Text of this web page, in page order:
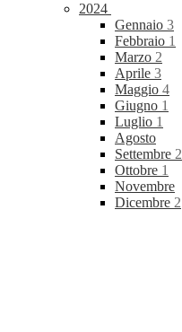
2024
Gennaio 3
Febbraio 1
Marzo 2
Aprile 3
Maggio 4
Giugno 1
Luglio 1
Agosto
Settembre 2
Ottobre 1
Novembre
Dicembre 2